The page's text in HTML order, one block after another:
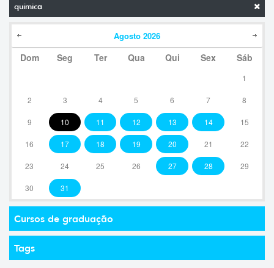
química
Agosto 2026
Dom Seg Ter Qua Qui Sex Sáb
1
2 3 4 5 6 7 8
9 10 11 12 13 14 15
16 17 18 19 20 21 22
23 24 25 26 27 28 29
30 31
Cursos de graduação
Tags